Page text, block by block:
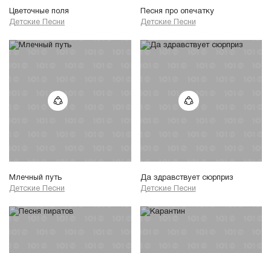
Цветочные поля
Детские Песни
Песня про опечатку
Детские Песни
Млечный путь
Детские Песни
Да здравствует сюрприз
Детские Песни